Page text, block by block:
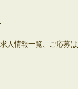
求人情報一覧、ご応募は